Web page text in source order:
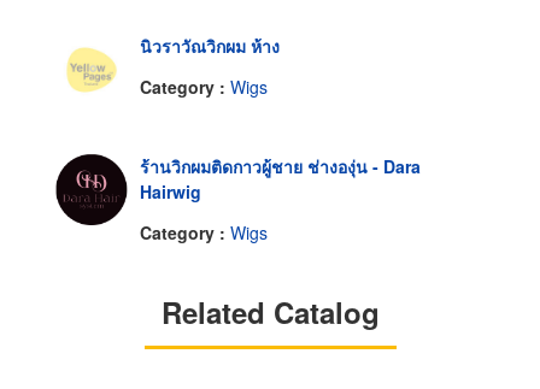
นิวราวัณวิกผม ห้าง
Category : Wigs
ร้านวิกผมติดกาวผู้ชาย ช่างองุ่น - Dara
Hairwig
Category : Wigs
Related Catalog